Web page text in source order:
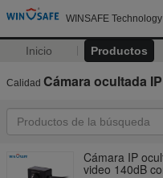
WINSAFE
Inicio Productos
Calidad Cámara ocultada IP
Cámara IP
video 140dB